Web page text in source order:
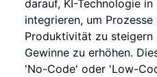
darauf, KI-Technologie in
integrieren, um
Produktivität zu
Gewinne zu erhöhen.
'No-Code' oder 'Low-